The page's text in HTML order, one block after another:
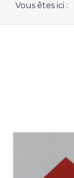
Vous êtes ici :